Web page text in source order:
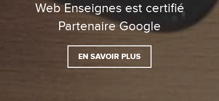
Web Enseignes est certifié
Partenaire Google
EN SAVOIR PLUS